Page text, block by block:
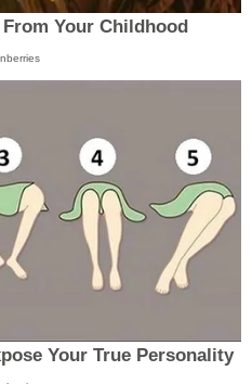
Your Childhood
Your True Personality